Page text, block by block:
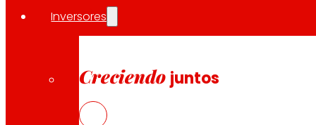
Inversores
Creciendo juntos
Marine Stewardship Council (MSC)
Es una organización internacional sin ánimo de lucro
Responsable
Sobre EROSKI